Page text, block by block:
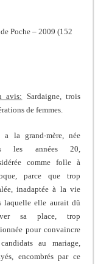
Poche – 2009 (152
avis: Sardaigne, trois
de femmes.
la grand-mère, née
les années 20,
comme folle à
parce que trop
inadaptée à la vie
laquelle elle aurait dû
sa place, trop
pour convaincre
au mariage,
encombrés par ce